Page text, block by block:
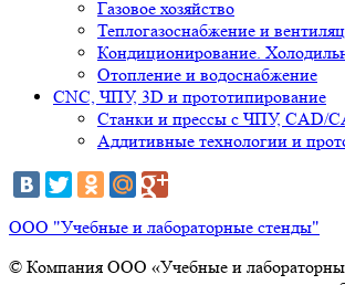
Газовое хозяйство
Теплогазоснабжение и
Кондиционирование.
Отопление и водоснабжение
CNC, ЧПУ, 3D и прототипирование
Станки и прессы с ЧПУ, CAD/
Аддитивные технологии и
ООО "Учебные и лабораторные стенды"
© Компания ООО «Учебные и